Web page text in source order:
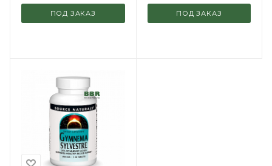
ПОД ЗАКАЗ ПОД ЗАКАЗ